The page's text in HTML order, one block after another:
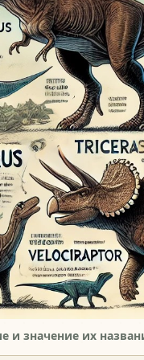
и значение их